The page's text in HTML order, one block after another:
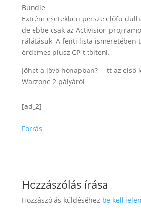
Bundle
Extrém esetekben persze
de ebbe csak az Activision
rálátásuk. A fenti lista ismeretében
érdemes plusz CP-t tölteni.
Jöhet a jövő hónapban? – Itt az első
Warzone 2 pályáról
[ad_2]
Forrás
Hozzászólás írása
Hozzászólás küldéséhez be kell